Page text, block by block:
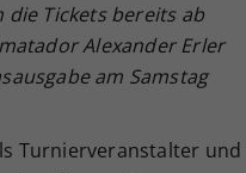
Tickets bereits ab
Alexander Erler
am Samstag
Turnierveranstalter und